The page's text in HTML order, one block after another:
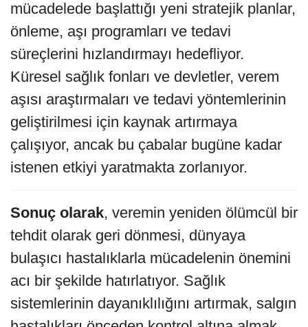
mücadelede başlattığı yeni stratejik planlar,
önleme, aşı programları ve tedavi
süreçlerini hızlandırmayı hedefliyor.
Küresel sağlık fonları ve devletler, verem
aşısı araştırmaları ve tedavi yöntemlerinin
geliştirilmesi için kaynak artırmaya
çalışıyor, ancak bu çabalar bugüne kadar
istenen etkiyi yaratmakta zorlanıyor.
Sonuç olarak, veremin yeniden ölümcül bir
tehdit olarak geri dönmesi, dünyaya
bulaşıcı hastalıklarla mücadelenin önemini
acı bir şekilde hatırlatıyor. Sağlık
sistemlerinin dayanıklılığını artırmak, salgın